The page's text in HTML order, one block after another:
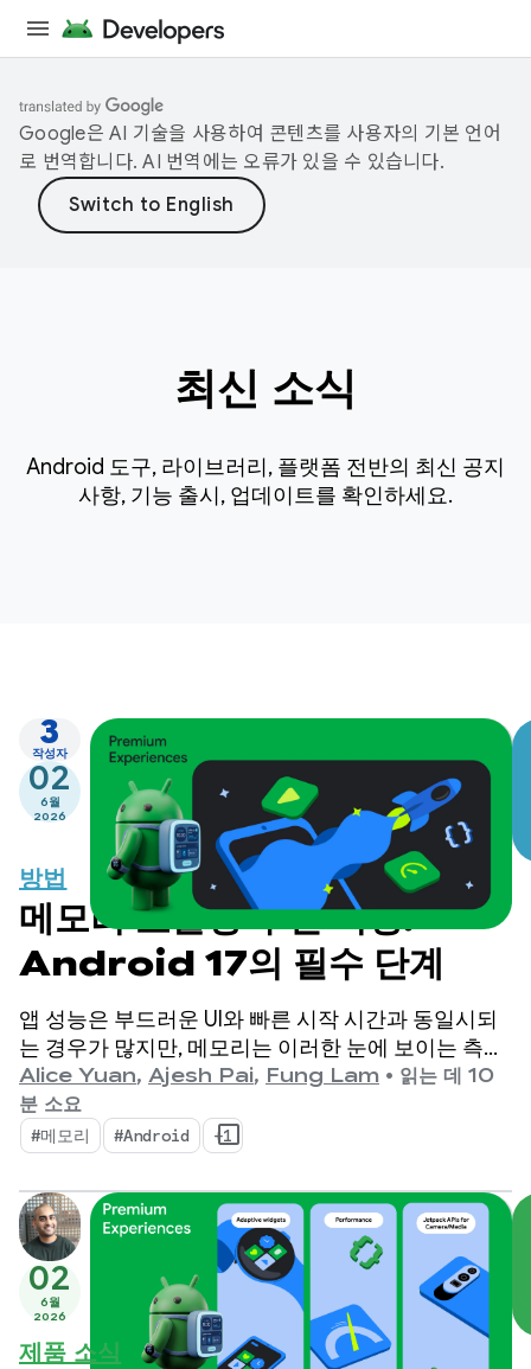
Google은 AI 기술을 사용하여 콘텐츠를 사용자의 기본 언어
로 번역합니다. AI 번역에는 오류가 있을 수 있습니다.
최신 소식
Android 도구, 라이브러리, 플랫폼 전반의 최신 공지
사항, 기능 출시, 업데이트를 확인하세요.
3
작성자
02
6월
2026
방법
메모리 효율성 우선 지정:
Android 17의 필수 단계
앱 성능은 부드러운 UI와 빠른 시작 시간과 동일시되
는 경우가 많지만, 메모리는 이러한 눈에 보이는 측정
항목이 구축되는 조용한 기반 역할을 합니다. 기기 메
모리가 그 어느 때보다 중요해지는 변화가 일어나고
있다는 것은 공공연한 사실입니다.
Alice Yuan, Ajesh Pai, Fung Lam • 읽는 데 10
분 소요
#메모리 #Android +1
02
6월
2026
제품 소식